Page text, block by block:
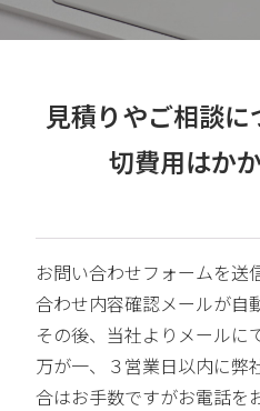
見積りやご相談
切費用はか
お問い合わせフォームを送
合わせ内容確認メールが自
その後、当社よりメールに
万が一、３営業日以内に弊
合はお手数ですがお電話を